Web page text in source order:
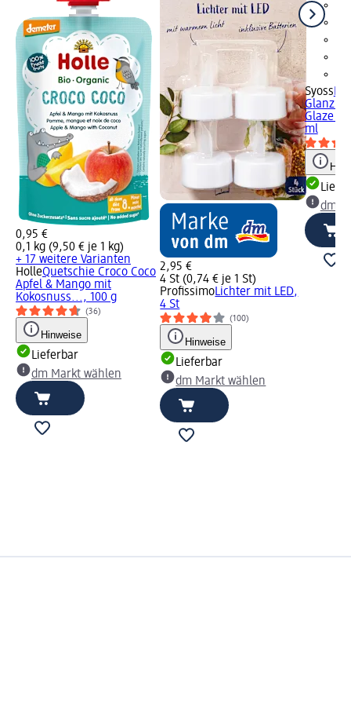
0,95 €
0,1 kg (9,50 € je 1 kg)
+ 17 weitere Varianten
HolleQuetschie Croco Coco
Apfel & Mango mit
Kokosnuss..., 100 g
(36)
Hinweise
Lieferbar
dm Markt wählen
2,95 €
4 St (0,74 € je 1 St)
ProfissimoLichter mit LED,
4 St
(100)
Hinweise
Lieferbar
dm Markt wählen
Syoss
Glaze
ml
dm